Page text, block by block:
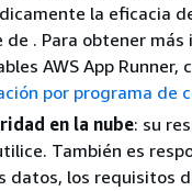
la eficacia
de . Para obtener
AWS App Runner,
por programa de
en la nube: su
También es
datos, los requisitos